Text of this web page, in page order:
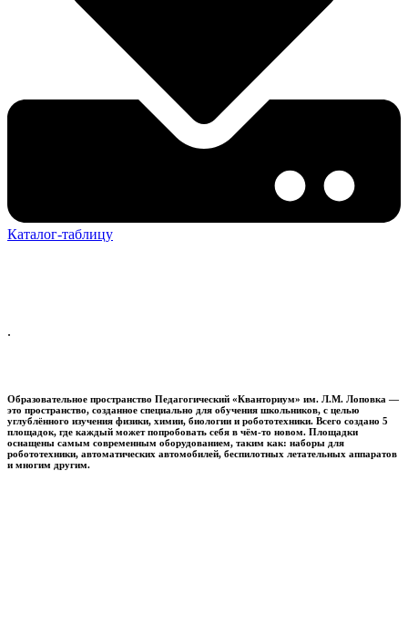
Каталог-таблицу
.
Образовательное пространство Педагогический «Кванториум» им. Л.М. Лоповка —
это пространство, созданное специально для обучения школьников, с целью
углублённого изучения физики, химии, биологии и робототехники. Всего создано 5
площадок, где каждый может попробовать себя в чём-то новом. Площадки
оснащены самым современным оборудованием, таким как: наборы для
робототехники, автоматических автомобилей, беспилотных летательных аппаратов
и многим другим.